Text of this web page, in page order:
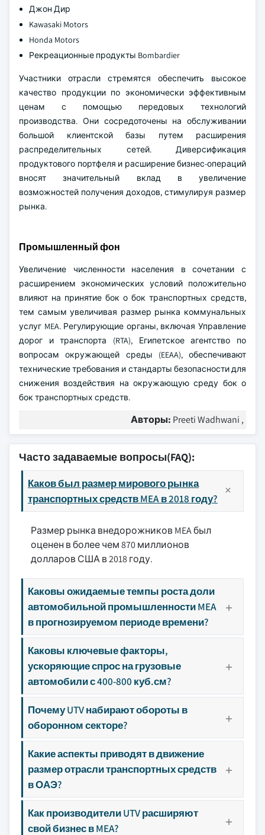
Джон Дир
Kawasaki Motors
Honda Motors
Рекреационные продукты Bombardier
Участники отрасли стремятся обеспечить высокое
качество продукции по экономически эффективным
ценам с помощью передовых технологий
производства. Они сосредоточены на обслуживании
большой клиентской базы путем расширения
распределительных сетей. Диверсификация
продуктового портфеля и расширение бизнес-операций
вносят значительный вклад в увеличение
возможностей получения доходов, стимулируя размер
рынка.
Промышленный фон
Увеличение численности населения в сочетании с
расширением экономических условий положительно
влияют на принятие бок о бок транспортных средств,
тем самым увеличивая размер рынка коммунальных
услуг MEA. Регулирующие органы, включая Управление
дорог и транспорта (RTA), Египетское агентство по
вопросам окружающей среды (EEAA), обеспечивают
технические требования и стандарты безопасности для
снижения воздействия на окружающую среду бок о
бок транспортных средств.
Авторы: Preeti Wadhwani ,
Часто задаваемые вопросы(FAQ):
Каков был размер мирового рынка
транспортных средств MEA в 2018 году?
Размер рынка внедорожников MEA был
оценен в более чем 870 миллионов
долларов США в 2018 году.
Каковы ожидаемые темпы роста доли
автомобильной промышленности MEA
в прогнозируемом периоде времени?
Каковы ключевые факторы,
ускоряющие спрос на грузовые
автомобили с 400-800 куб.см?
Почему UTV набирают обороты в
оборонном секторе?
Какие аспекты приводят в движение
размер отрасли транспортных средств
в ОАЭ?
Как производители UTV расширяют
свой бизнес в MEA?